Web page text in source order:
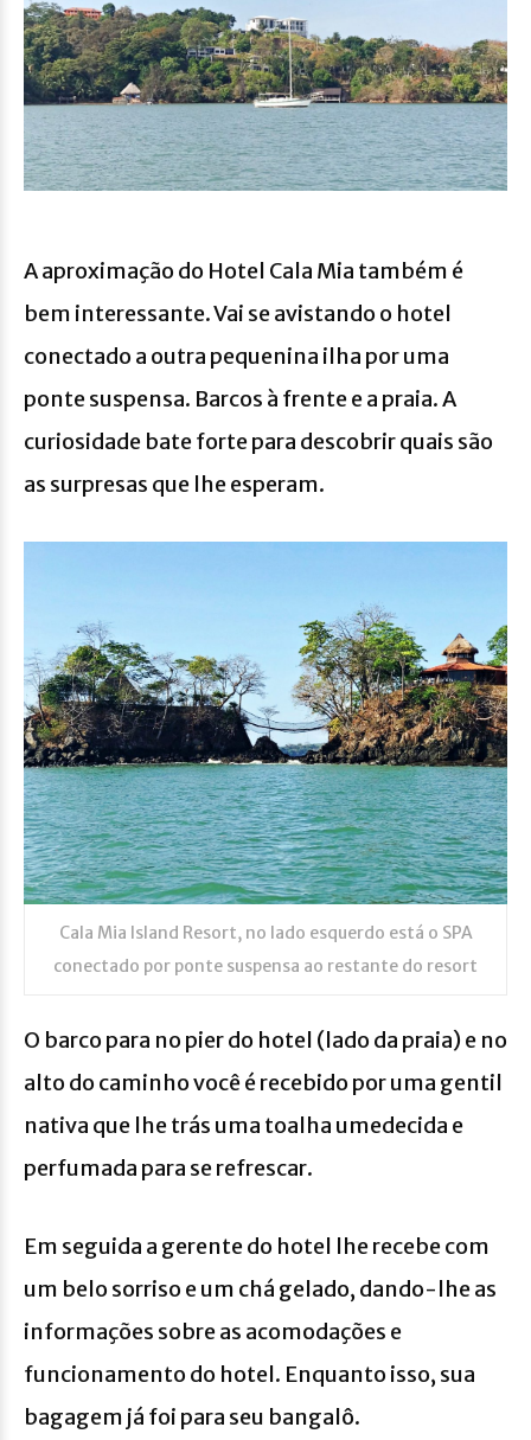
A aproximação do Hotel Cala Mia também é
bem interessante. Vai se avistando o hotel
conectado a outra pequenina ilha por uma
ponte suspensa. Barcos à frente e a praia. A
curiosidade bate forte para descobrir quais são
as surpresas que lhe esperam.
Cala Mia Island Resort, no lado esquerdo está o SPA
conectado por ponte suspensa ao restante do resort
O barco para no pier do hotel (lado da praia) e no
alto do caminho você é recebido por uma gentil
nativa que lhe trás uma toalha umedecida e
perfumada para se refrescar.
Em seguida a gerente do hotel lhe recebe com
um belo sorriso e um chá gelado, dando-lhe as
informações sobre as acomodações e
funcionamento do hotel. Enquanto isso, sua
bagagem já foi para seu bangalô.